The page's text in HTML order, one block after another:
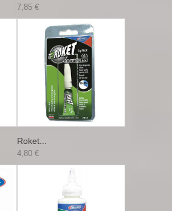
7,85 €
Roket...
4,80 €